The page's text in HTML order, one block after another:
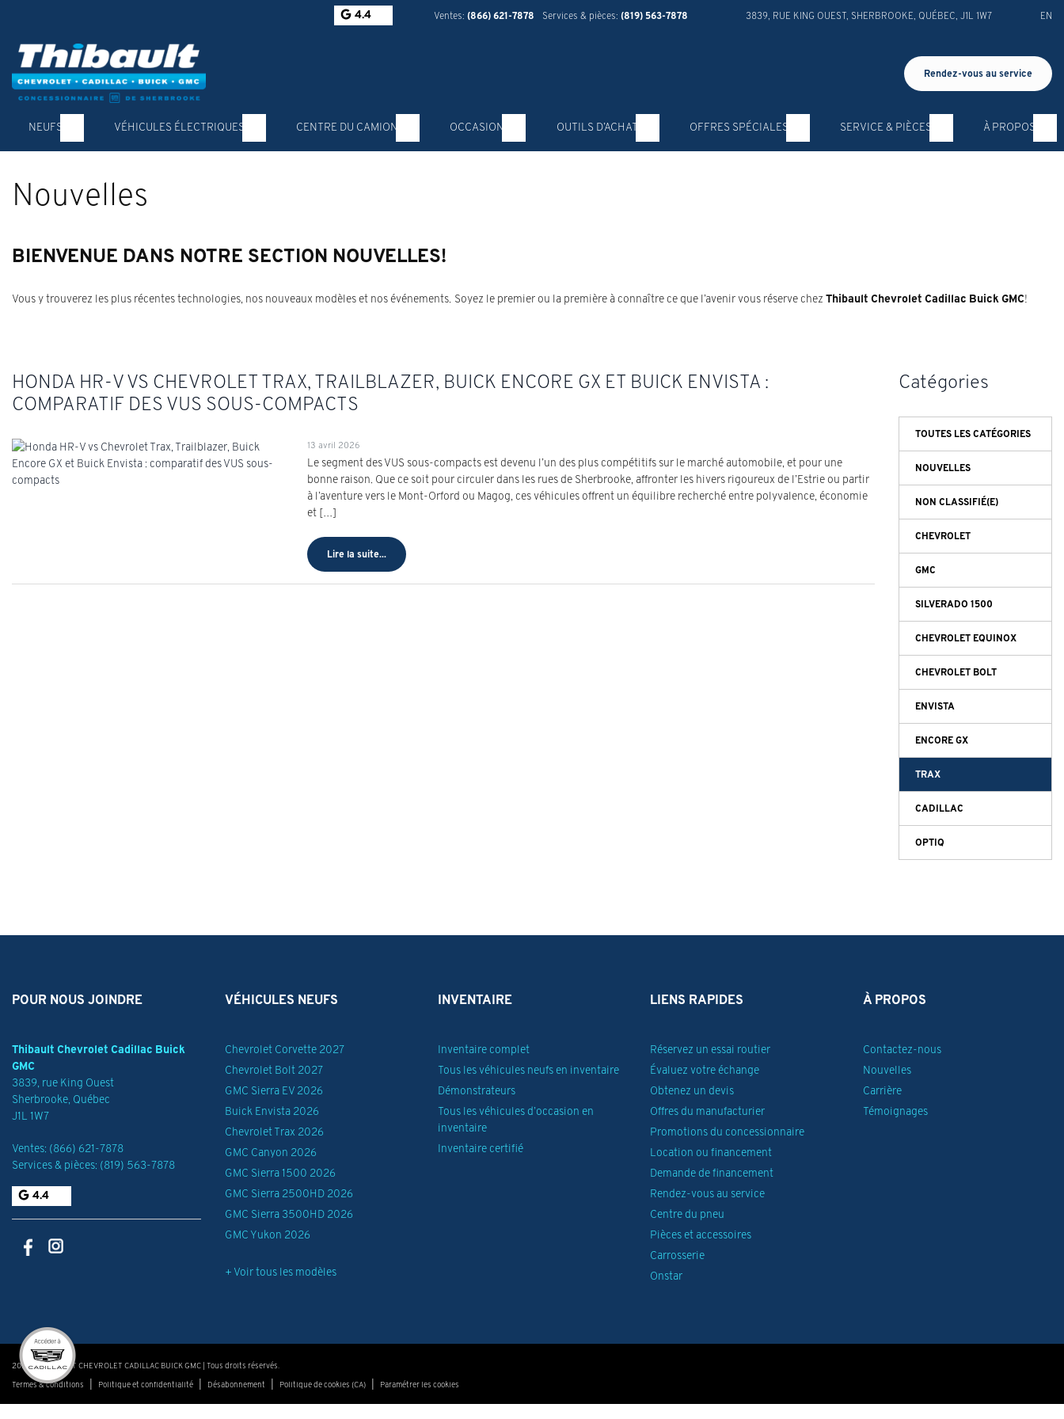
4.4 Ventes: (866) 621-7878 Services & pièces: (819) 563-7878 3839, RUE KING OUEST SHERBROOKE QUÉBEC J1L 1W7 EN
Rendez-vous au service
NEUFS VÉHICULES ÉLECTRIQUES CENTRE DU CAMION OCCASION OUTILS D’ACHAT OFFRES SPÉCIALES SERVICE & PIÈCES À PROPOS
Nouvelles
BIENVENUE DANS NOTRE SECTION NOUVELLES!
Vous y trouverez les plus récentes technologies, nos nouveaux modèles et nos événements. Soyez le premier ou la première à connaître ce que l’avenir vous réserve chez Thibault Chevrolet Cadillac Buick GMC!
HONDA HR-V VS CHEVROLET TRAX, TRAILBLAZER, BUICK ENCORE GX ET BUICK ENVISTA :
COMPARATIF DES VUS SOUS-COMPACTS
13 avril 2026
Le segment des VUS sous-compacts est devenu l’un des plus compétitifs sur le marché automobile, et pour une
bonne raison. Que ce soit pour circuler dans les rues de Sherbrooke, affronter les hivers rigoureux de l’Estrie ou partir
à l’aventure vers le Mont-Orford ou Magog, ces véhicules offrent un équilibre recherché entre polyvalence, économie
et […]
Lire la suite...
Catégories
TOUTES LES CATÉGORIES
NOUVELLES
NON CLASSIFIÉ(E)
CHEVROLET
GMC
SILVERADO 1500
CHEVROLET EQUINOX
CHEVROLET BOLT
ENVISTA
ENCORE GX
TRAX
CADILLAC
OPTIQ
POUR NOUS JOINDRE
Thibault Chevrolet Cadillac Buick
GMC
3839, rue King Ouest
Sherbrooke, Québec
J1L 1W7
Ventes: (866) 621-7878
Services & pièces: (819) 563-7878
4.4
VÉHICULES NEUFS
Chevrolet Corvette 2027
Chevrolet Bolt 2027
GMC Sierra EV 2026
Buick Envista 2026
Chevrolet Trax 2026
GMC Canyon 2026
GMC Sierra 1500 2026
GMC Sierra 2500HD 2026
GMC Sierra 3500HD 2026
GMC Yukon 2026
+ Voir tous les modèles
INVENTAIRE
Inventaire complet
Tous les véhicules neufs en inventaire
Démonstrateurs
Tous les véhicules d’occasion en
inventaire
Inventaire certifié
LIENS RAPIDES
Réservez un essai routier
Évaluez votre échange
Obtenez un devis
Offres du manufacturier
Promotions du concessionnaire
Location ou financement
Demande de financement
Rendez-vous au service
Centre du pneu
Pièces et accessoires
Carrosserie
Onstar
À PROPOS
Contactez-nous
Nouvelles
Carrière
Témoignages
2026 © THIBAULT CHEVROLET CADILLAC BUICK GMC | Tous droits réservés.
Termes & conditions
| Politique et confidentialité | Désabonnement | Politique de cookies (CA) | Paramétrer les cookies